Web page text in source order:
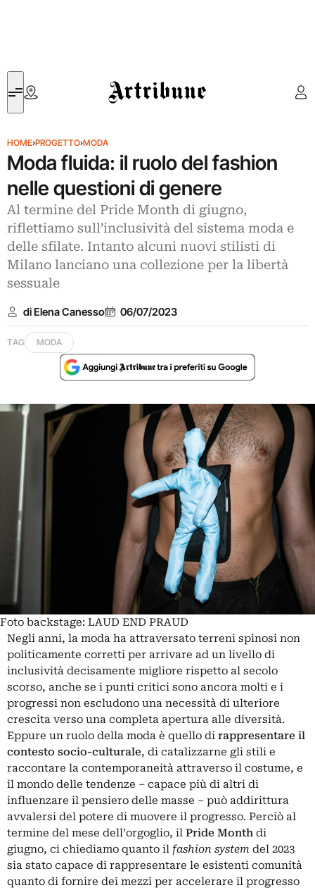
Artribune
HOME›PROGETTO›MODA
Moda fluida: il ruolo del fashion
nelle questioni di genere
Al termine del Pride Month di giugno,
riflettiamo sull’inclusività del sistema moda e
delle sfilate. Intanto alcuni nuovi stilisti di
Milano lanciano una collezione per la libertà
sessuale
di Elena Canesso 06/07/2023
TAG MODA
Foto backstage: LAUD END PRAUD
Negli anni, la moda ha attraversato terreni spinosi non
politicamente corretti per arrivare ad un livello di
inclusività decisamente migliore rispetto al secolo
scorso, anche se i punti critici sono ancora molti e i
progressi non escludono una necessità di ulteriore
crescita verso una completa apertura alle diversità.
Eppure un ruolo della moda è quello di rappresentare il
contesto socio-culturale, di catalizzarne gli stili e
raccontare la contemporaneità attraverso il costume, e
il mondo delle tendenze – capace più di altri di
influenzare il pensiero delle masse – può addirittura
avvalersi del potere di muovere il progresso. Perciò al
termine del mese dell’orgoglio, il Pride Month di
giugno, ci chiediamo quanto il fashion system del 2023
sia stato capace di rappresentare le esistenti comunità
quanto di fornire dei mezzi per accelerare il progresso